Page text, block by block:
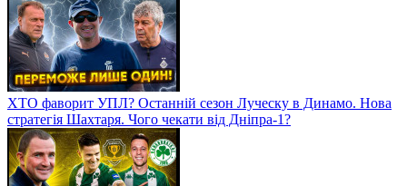
ХТО фаворит УПЛ? Останній сезон Луческу в Динамо. Нова
стратегія Шахтаря. Чого чекати від Дніпра-1?